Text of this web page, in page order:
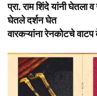
प्रा. राम शिंदे यांनी घेतला
घेतले दर्शन घेत
वारकऱ्यांना रेनकोटचे